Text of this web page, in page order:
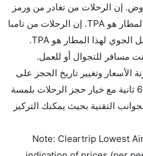
رحلة من إلى تامبا؟
على متن رحلة داخلية. يتم
الدولية فقط.
الاقتصادية من إلى تامبا؟
عبر الإنترنت متاح في رحلة
إن الرحلات من تغادر من ورمز
الاتحاد الدولي للنقل الجوي لهذا المطار هو TPA. إن الرحلات من تامبا
تغادر من ورمز الاتحاد الدولي للنقل الجوي لهذا المطار هو TPA.
مسافر للتجوال أو للعمل.
الأسعار وتغيير تاريخ الحجز على
الفور. احجز التذاكر في أقل من 60 ثانية مع خيار حجز الرحلات بلمسة
التقنية بحيث يمكنك التركيز
Note: Cleartrip Lowest